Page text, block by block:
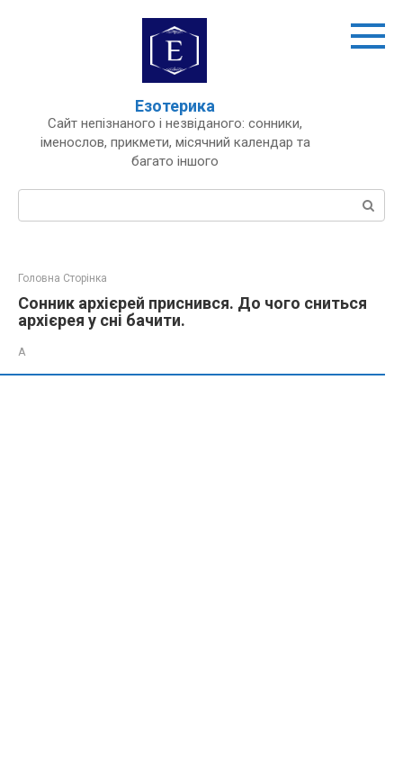
Езотерика
Сайт непізнаного і незвіданого: сонники,
іменослов, прикмети, місячний календар та
багато іншого
Пошук:
Головна Сторінка
Сонник архієрей приснився. До чого сниться
архієрея у сні бачити.
А